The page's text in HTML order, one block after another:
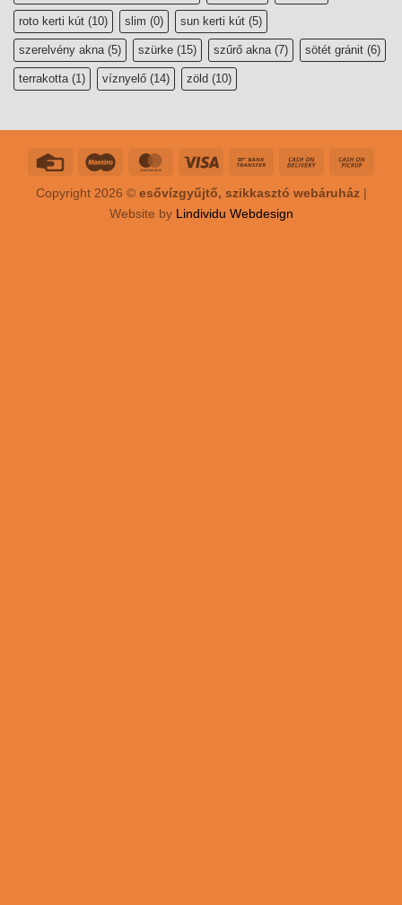
roto kerti kút (10) slim (0) sun kerti kút (5)
szerelvény akna (5) szürke (15) szűrő akna (7) sötét gránit (6)
terrakotta (1) víznyelő (14) zöld (10)
Copyright 2026 © esővízgyűjtő, szikkasztó webáruház|
Website by Lindividu Webdesign